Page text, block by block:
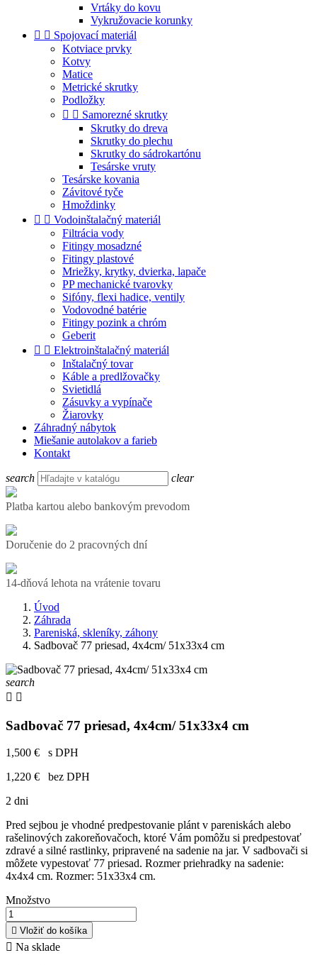
Vrtáky do kovu
Vykružovacie korunky
  Spojovací materiál
Kotviace prvky
Kotvy
Matice
Metrické skrutky
Podložky
  Samorezné skrutky
Skrutky do dreva
Skrutky do plechu
Skrutky do sádrokartónu
Tesárske vruty
Tesárske kovania
Závitové tyče
Hmoždinky
  Vodoinštalačný materiál
Filtrácia vody
Fitingy mosadzné
Fitingy plastové
Mriežky, krytky, dvierka, lapače
PP mechanické tvarovky
Sifóny, flexi hadice, ventily
Vodovodné batérie
Fitingy pozink a chróm
Geberit
  Elektroinštalačný materiál
Inštalačný tovar
Káble a predlžovačky
Svietidlá
Zásuvky a vypínače
Žiarovky
Záhradný nábytok
Miešanie autolakov a farieb
Kontakt
search clear
Platba kartou alebo bankovým prevodom
Doručenie do 2 pracovných dní
14-dňová lehota na vrátenie tovaru
Úvod
Záhrada
Pareniská, skleníky, záhony
Sadbovač 77 priesad, 4x4cm/ 51x33x4 cm
search
 
Sadbovač 77 priesad, 4x4cm/ 51x33x4 cm
1,500 €
s DPH
1,220 €
bez DPH
2 dni
Pred sejbou je vhodné predpestovanie plánt v pareniskách alebo
rašelinových zakoreňovačoch, ktoré Vám pomôžu si predpestovať
zdravé a silné rastlinky, pripravené na sadenie na jar. V sadbovači si
môžete vypestovať 77 priesad. Rozmer priehradky na sadenie:
4x4x4 cm. Rozmer: 51x33x4 cm.
Množstvo
 Vložiť do košíka
 Na sklade